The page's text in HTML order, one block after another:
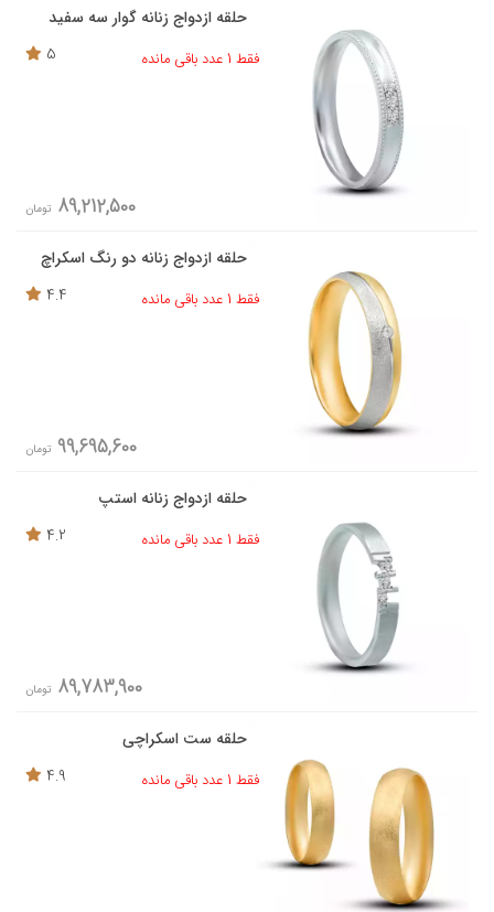
حلقه ازدواج زنانه گوار سه سفید
فقط 1 عدد باقی مانده
5
89,212,500 تومان
حلقه ازدواج زنانه دو رنگ اسکراچ
فقط 1 عدد باقی مانده
4.4
99,695,600 تومان
حلقه ازدواج زنانه استپ
فقط 1 عدد باقی مانده
4.2
89,783,900 تومان
حلقه ست اسکراچی
فقط 1 عدد باقی مانده
4.9